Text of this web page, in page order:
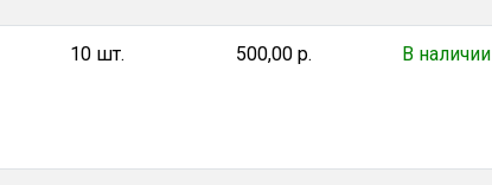
10 шт. 500,00 р. В наличии